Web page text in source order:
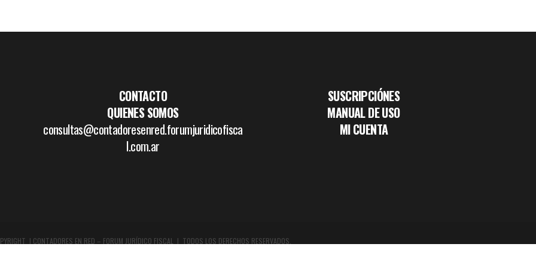
CONTACTO
QUIENES SOMOS
consultas@contadoresenred.forumjuridicofisca
l.com.ar
SUSCRIPCIÓNES
MANUAL DE USO
MI CUENTA
| CONTADORES EN RED – FORUM JURÍDICO FISCAL | TODOS LOS DERECHOS RESERVADOS.